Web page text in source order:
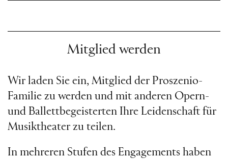
Mitglied werden
Wir laden Sie ein, Mitglied der Proszenio-
Familie zu werden und mit anderen Opern-
und Ballettbegeisterten Ihre Leidenschaft für
Musiktheater zu teilen.
In mehreren Stufen des Engagements haben